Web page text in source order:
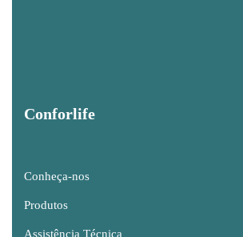
Conforlife
Conheça-nos
Produtos
Assistência Técnica